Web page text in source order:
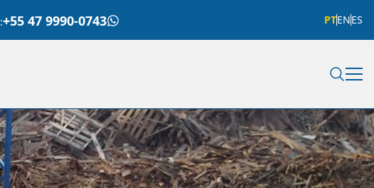
:+55 47 9990-0743 PTENES